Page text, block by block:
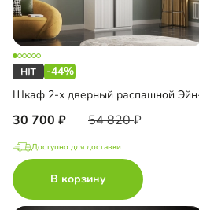
-44%
Шкаф 2-х дверный распашной
30 700 54 820
Доступно для доставки
В корзину